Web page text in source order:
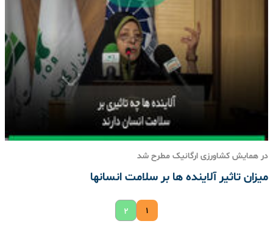
در همایش کشاورزی ارگانیک مطرح شد
میزان تاثیر آلاینده ها بر سلامت انسانها
۱ ۲